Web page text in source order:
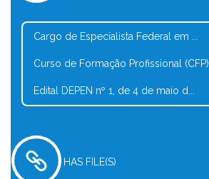
Cargo de Especialista Federal em ...
Curso de Formação Profissional (CFP)
Edital DEPEN nº 1, de 4 de maio d...
HAS FILE(S)